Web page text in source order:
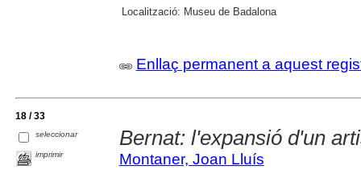
Localització: Museu de Badalona
Enllaç permanent a aquest
18 / 33
seleccionar
imprimir
Bernat: l'expansió d'un
Montaner, Joan Lluís